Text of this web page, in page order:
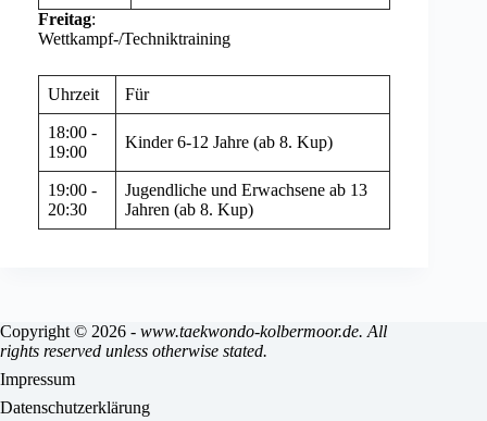
Freitag:
Wettkampf-/Techniktraining
Uhrzeit Für
18:00 -
19:00
Kinder 6-12 Jahre (ab 8. Kup)
19:00 -
20:30
Jugendliche und Erwachsene ab 13
Jahren (ab 8. Kup)
Copyright © 2026 - www.taekwondo-kolbermoor.de. All
rights reserved unless otherwise stated.
Impressum
Datenschutzerklärung